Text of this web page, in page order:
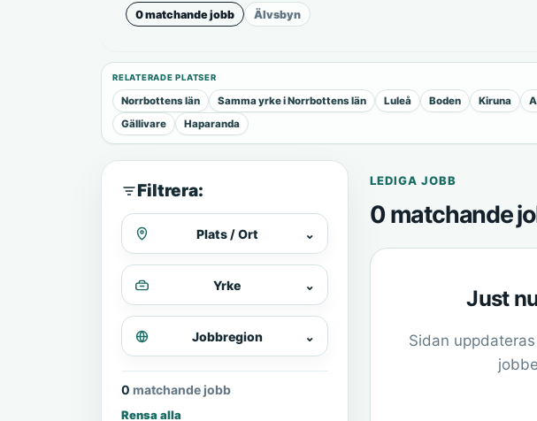
0 matchande jobb Älvsbyn
RELATERADE PLATSER
Norrbottens län Samma yrke i Norrbottens län Luleå Boden Kiruna
Gällivare
Haparanda
Filtrera:
Plats / Ort ⌄
Yrke ⌄
Jobbregion ⌄
0 matchande jobb
Rensa alla
LEDIGA JOBB
0 matchande
Just
Sidan